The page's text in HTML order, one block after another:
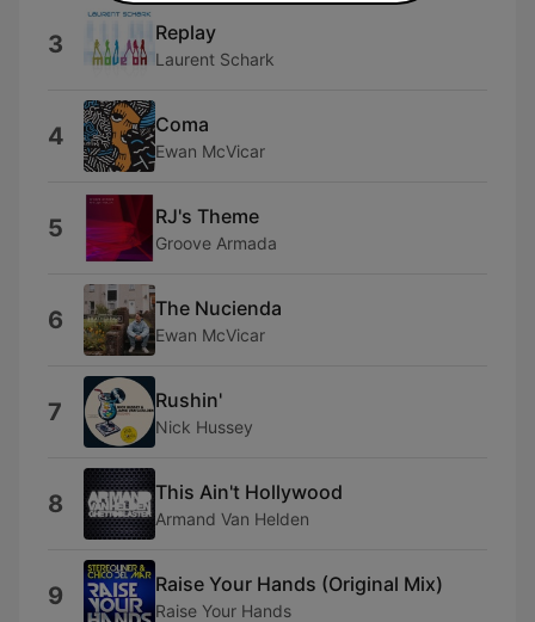
3 Replay
Laurent Schark
4 Coma
Ewan McVicar
5 RJ's Theme
Groove Armada
6 The Nucienda
Ewan McVicar
7 Rushin'
Nick Hussey
8 This Ain't Hollywood
Armand Van Helden
9 Raise Your Hands (Original Mix)
Raise Your Hands